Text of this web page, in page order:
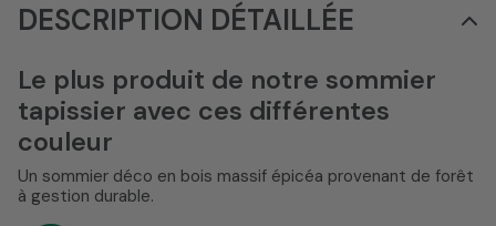
DESCRIPTION DÉTAILLÉE
Le plus produit de notre sommier
tapissier avec ces différentes
couleur
Un sommier déco en bois massif épicéa provenant de forêt
à gestion durable.